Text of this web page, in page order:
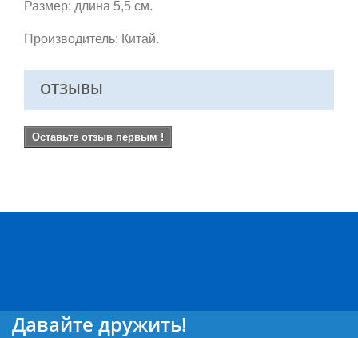
Размер: длина 5,5 см.
Производитель: Китай.
ОТЗЫВЫ
Оставьте отзыв первым !
Давайте дружить!